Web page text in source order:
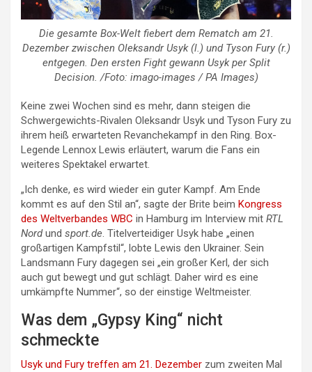
Die gesamte Box-Welt fiebert dem Rematch am 21.
Dezember zwischen Oleksandr Usyk (l.) und Tyson Fury (r.)
entgegen. Den ersten Fight gewann Usyk per Split
Decision. /Foto: imago-images / PA Images)
Keine zwei Wochen sind es mehr, dann steigen die
Schwergewichts-Rivalen Oleksandr Usyk und Tyson Fury zu
ihrem heiß erwarteten Revanchekampf in den Ring. Box-
Legende Lennox Lewis erläutert, warum die Fans ein
weiteres Spektakel erwartet.
„Ich denke, es wird wieder ein guter Kampf. Am Ende
kommt es auf den Stil an“, sagte der Brite beim Kongress
des Weltverbandes WBC in Hamburg im Interview mit RTL
Nordund sport.de. Titelverteidiger Usyk habe „einen
großartigen Kampfstil“, lobte Lewis den Ukrainer. Sein
Landsmann Fury dagegen sei „ein großer Kerl, der sich
auch gut bewegt und gut schlägt. Daher wird es eine
umkämpfte Nummer“, so der einstige Weltmeister.
Was dem „Gypsy King“ nicht
schmeckte
Usyk und Fury treffen am 21. Dezember zum zweiten Mal